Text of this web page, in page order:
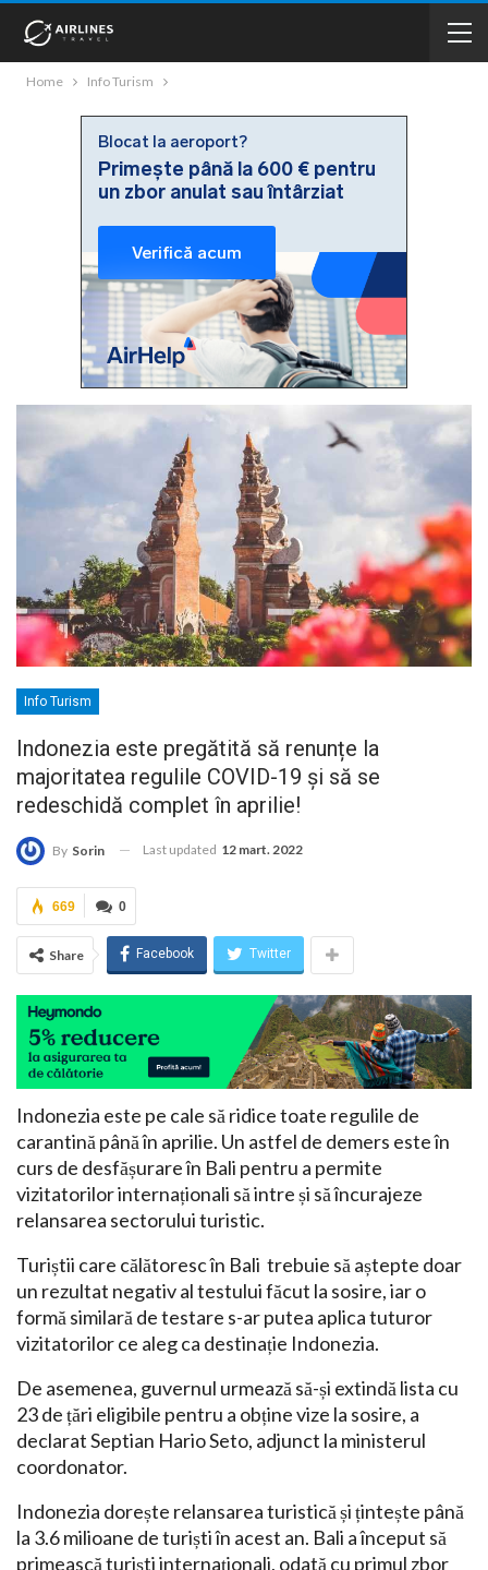
Home Info Turism
Info Turism
Indonezia este pregătită să renunțe la
majoritatea regulile COVID-19 și să se
redeschidă complet în aprilie!
By Sorin Last updated 12 mart. 2022
0
669
Share Facebook Twitter
Indonezia este pe cale să ridice toate regulile de
carantină până în aprilie. Un astfel de demers este în
curs de desfășurare în Bali pentru a permite
vizitatorilor internaționali să intre și să încurajeze
relansarea sectorului turistic.
Turiștii care călătoresc în Bali trebuie să aștepte doar
un rezultat negativ al testului făcut la sosire, iar o
formă similară de testare s-ar putea aplica tuturor
vizitatorilor ce aleg ca destinație Indonezia.
De asemenea, guvernul urmează să-și extindă lista cu
23 de țări eligibile pentru a obține vize la sosire, a
declarat Septian Hario Seto, adjunct la ministerul
coordonator.
Indonezia dorește relansarea turistică și țintește până
la 3.6 milioane de turiști în acest an. Bali a început să
primească turiști internaționali, odată cu primul zbor